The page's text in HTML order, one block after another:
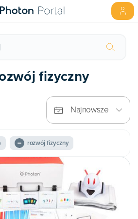
fizyczny
Najnowsze
rozwój fizyczny